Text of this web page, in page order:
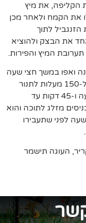
הקליפה, את מיץ
את הקמח ולאחר מכן
לתוך
את הבצק ולהוציא
המיץ והפירות.
ואפו במשך חצי שעה
ואחר-כך הנמיכו את טמפרטורת התנור ל-150 מעלות לתנור
בעל מאוור או 130 לתנור גז ואפו עוד שעה ו-45 דקות עד
מזלג לתוכה והוא
לפני שתעבירו
העוגה תישמר